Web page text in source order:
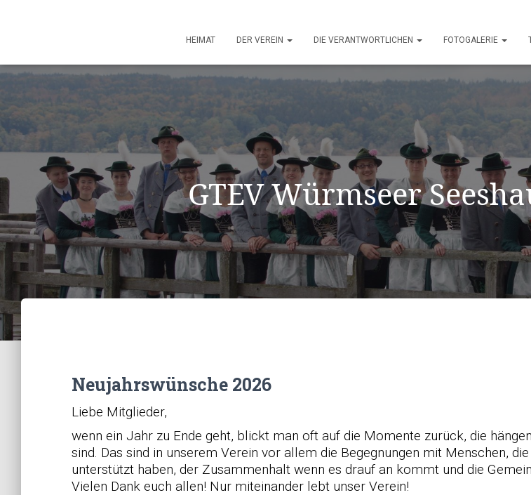
HEIMAT DER VEREIN DIE VERANTWORTLICHEN FOTOGALERIE
GTEV Würmseer
Neujahrswünsche 2026
Liebe Mitglieder,
wenn ein Jahr zu Ende geht, blickt man oft auf die Momente zurück, die
sind. Das sind in unserem Verein vor allem die Begegnungen mit Menschen,
unterstützt haben, der Zusammenhalt wenn es drauf an kommt und die
Vielen Dank euch allen! Nur miteinander lebt unser Verein!